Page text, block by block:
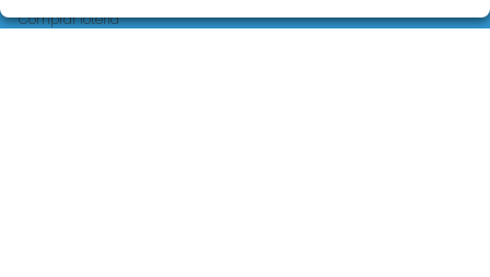
Comprar lotería